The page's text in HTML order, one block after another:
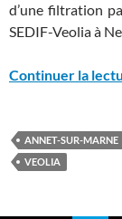
d’une filtration
SEDIF-Veolia à
Continuer la
ANNET-SUR-MARNE
VEOLIA